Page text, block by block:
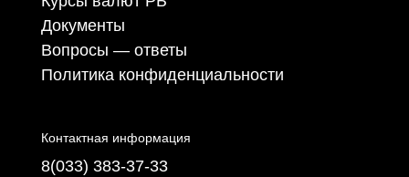
Документы
Вопросы — ответы
Политика конфиденциальности
Контактная информация
8(033) 383-37-33